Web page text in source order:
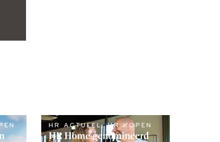
HR ACTUEEL,HR KOPEN
HR Home genomineerd